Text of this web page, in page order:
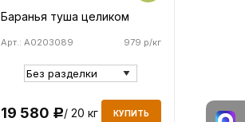
Баранья туша целиком
979 р/кг
Арт.: A0203089
19 580 Р/ 20 кг КУПИТЬ